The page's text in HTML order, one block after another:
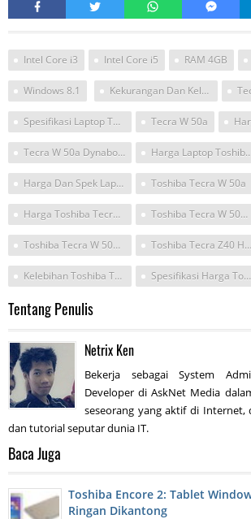
Intel Core i3 Intel Core i5 RAM 4GB
Windows 8.1 Kekurangan Dan Kelebihan Toshiba Tectra Z40
Spesifikasi Laptop Toshiba Tecra W 50a Tecra W 50a
Tecra W 50a Dynabook Satellite Ws754 Harga Laptop
Harga Dan Spek Laptop Toshiba Tecra W50 Toshiba Tecra W 50a
Harga Toshiba Tecra W 50a Toshiba Tecra W 50a Harga
Toshiba Tecra W 50a Dynabook Satellite Ws754 Toshiba Tecra Z40 Harga
Kelebihan Toshiba Tecra Spesifikasi Harga Toshiba Tecra W 50a
Tentang Penulis
Netrix Ken
Bekerja sebagai System
Developer di AskNet Media
seseorang yang aktif di Internet,
dan tutorial seputar dunia IT.
Baca Juga
Toshiba Encore 2: Tablet
Ringan Dikantong